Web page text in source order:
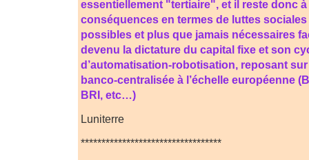
essentiellement "tertiaire", et il reste donc
conséquences en termes de luttes
possibles et plus que jamais nécessaires
devenu la dictature du capital fixe et son
d’automatisation-robotisation, reposant
banco-centralisée à l’échelle européenne
BRI, etc…)
Luniterre
**********************************